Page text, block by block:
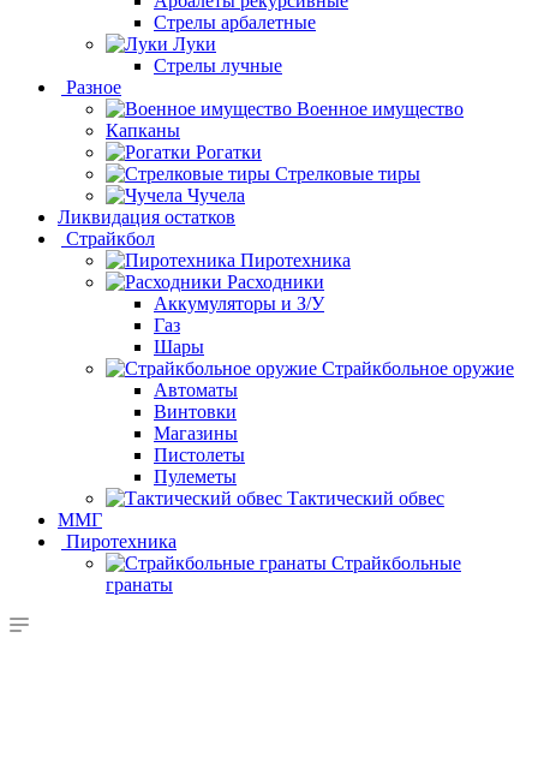
Стрелы арбалетные
Луки
Стрелы лучные
Разное
Военное имущество
Капканы
Рогатки
Стрелковые тиры
Чучела
Ликвидация остатков
Страйкбол
Пиротехника
Расходники
Аккумуляторы и З/У
Газ
Шары
Страйкбольное оружие
Автоматы
Винтовки
Магазины
Пистолеты
Пулеметы
Тактический обвес
ММГ
Пиротехника
Страйкбольные
гранаты